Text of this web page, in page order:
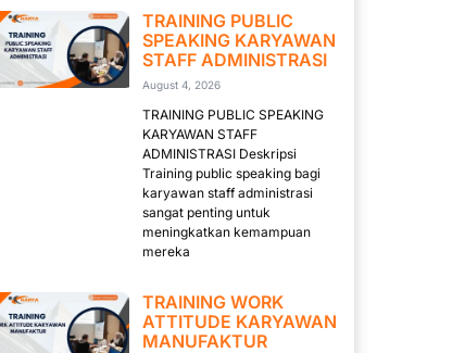
TRAINING PUBLIC
SPEAKING KARYAWAN
STAFF ADMINISTRASI
August 4, 2026
TRAINING PUBLIC SPEAKING
KARYAWAN STAFF
ADMINISTRASI Deskripsi
Training public speaking bagi
karyawan staff administrasi
sangat penting untuk
meningkatkan kemampuan
mereka
TRAINING WORK
ATTITUDE KARYAWAN
MANUFAKTUR